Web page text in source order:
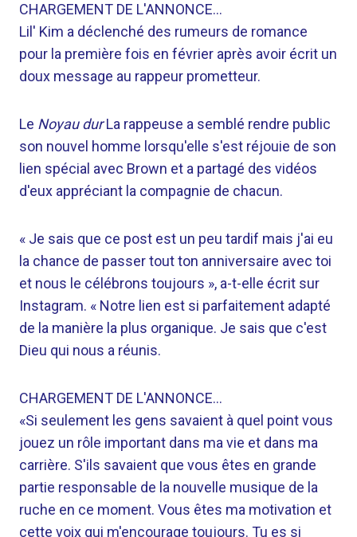
CHARGEMENT DE L'ANNONCE…
Lil' Kim a déclenché des rumeurs de romance
pour la première fois en février après avoir écrit un
doux message au rappeur prometteur.
Le Noyau durLa rappeuse a semblé rendre public
son nouvel homme lorsqu'elle s'est réjouie de son
lien spécial avec Brown et a partagé des vidéos
d'eux appréciant la compagnie de chacun.
« Je sais que ce post est un peu tardif mais j'ai eu
la chance de passer tout ton anniversaire avec toi
et nous le célébrons toujours », a-t-elle écrit sur
Instagram. « Notre lien est si parfaitement adapté
de la manière la plus organique. Je sais que c'est
Dieu qui nous a réunis.
CHARGEMENT DE L'ANNONCE…
«Si seulement les gens savaient à quel point vous
jouez un rôle important dans ma vie et dans ma
carrière. S'ils savaient que vous êtes en grande
partie responsable de la nouvelle musique de la
ruche en ce moment. Vous êtes ma motivation et
cette voix qui m'encourage toujours. Tu es si